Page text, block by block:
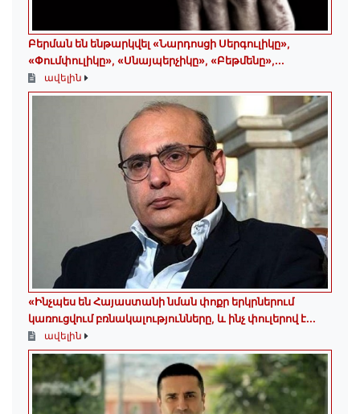
Բերման են ենթարկվել «Նարդոսցի Սերգուլիկը»,
«Փումփուլիկը», «Սնայպերչիկը», «Բեթմենը»,...
ավելին
«Ինչպես են Հայաստանի նման փոքր երկրներում
կառուցվում բռնակալությունները, և ինչ փուլերով է...
ավելին